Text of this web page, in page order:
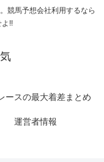
競馬予想会社利用するなら
よ!!
ースの最大着差まとめ
運営者情報